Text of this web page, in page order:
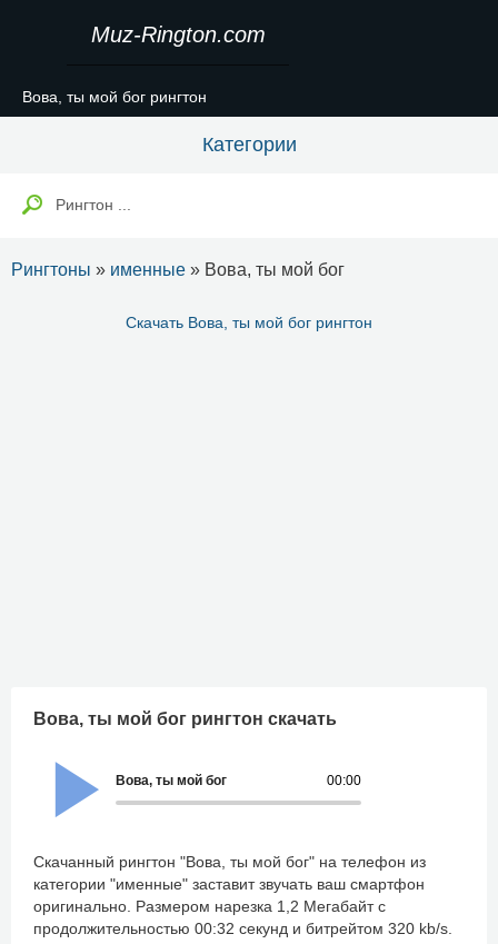
Muz-Rington.com
Вова, ты мой бог рингтон
Категории
Рингтоны » именные » Вова, ты мой бог
Скачать Вова, ты мой бог рингтон
Вова, ты мой бог рингтон скачать
00:00
Вова, ты мой бог
Скачанный рингтон "Вова, ты мой бог" на телефон из
категории "именные" заставит звучать ваш смартфон
оригинально. Размером нарезка 1,2 Мегабайт с
продолжительностью 00:32 секунд и битрейтом 320 kb/s.